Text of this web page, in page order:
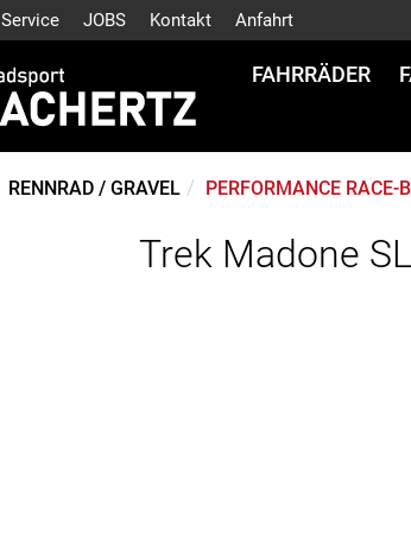
Service JOBS Kontakt Anfahrt
FAHRRÄDER
RENNRAD / GRAVEL PERFORMANCE RACE-
Trek Madone